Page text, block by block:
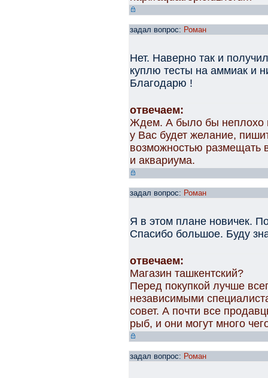
задал вопрос: Роман
Нет. Наверно так и
куплю тесты на аммиак и
Благодарю !
отвечаем:
Ждем. А было бы неплохо
у Вас будет желание,
возможностью размещать
и аквариума.
задал вопрос: Роман
Я в этом плане новичек.
Спасибо большое. Буду
отвечаем:
Магазин ташкентский?
Перед покупкой лучше
независимыми
совет. А почти все
рыб, и они могут много
задал вопрос: Роман